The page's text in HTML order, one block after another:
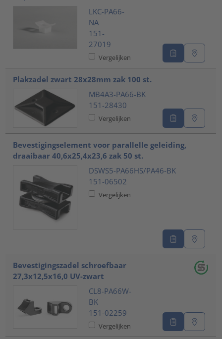
LKC-PA66-
NA
151-
27019
Vergelijken
Plakzadel zwart 28x28mm zak 100 st.
MB4A3-PA66-BK
151-28430
Vergelijken
Bevestigingselement voor parallelle geleiding,
draaibaar 40,6x25,4x23,6 zak 50 st.
DSWS5-PA66HS/PA46-BK
151-06502
Vergelijken
Bevestigingszadel schroefbaar
27,3x12,5x16,0 UV-zwart
CL8-PA66W-
BK
151-02259
Vergelijken